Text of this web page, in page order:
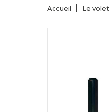
Accueil Le volet